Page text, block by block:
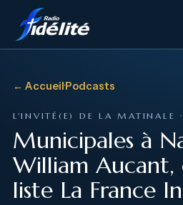
← Accueil·Podcasts
L'INVITÉ(E) DE LA MATINALE
Municipales à
William
liste La France